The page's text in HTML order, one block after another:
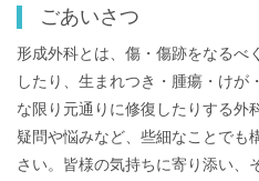
ごあいさつ
形成外科とは、傷・傷跡をなるべ
したり、生まれつき・腫瘍・けが
な限り元通りに修復したりする外
疑問や悩みなど、些細なことでも
さい。皆様の気持ちに寄り添い、